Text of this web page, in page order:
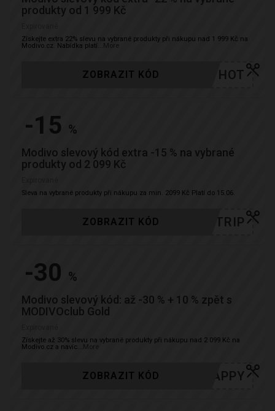
produkty od 1 999 Kč
Získejte extra 22% slevu na vybrané produkty při nákupu nad 1 999 Kč na
Modivo.cz. Nabídka platí ...More
HOT
ZOBRAZIT KÓD
-15 %
Modivo slevový kód extra -15 % na vybrané
produkty od 2 099 Kč
Sleva na vybrané produkty při nákupu za min. 2099 Kč Platí do 15.06.
TRIP
ZOBRAZIT KÓD
-30 %
Modivo slevový kód: až -30 % + 10 % zpět s
MODIVOclub Gold
Získejte až 30% slevu na vybrané produkty při nákupu nad 2 099 Kč na
Modivo.cz a navíc...More
HAPPY
ZOBRAZIT KÓD